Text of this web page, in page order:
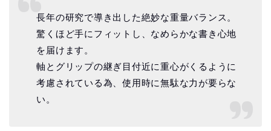
長年の研究で導き出した絶妙な重量バランス。
驚くほど手にフィットし、なめらかな書き心地
を届けます。
軸とグリップの継ぎ目付近に重心がくるように
考慮されている為、使用時に無駄な力が要らな
い。